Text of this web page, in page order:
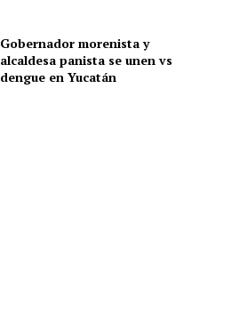
Gobernador morenista y
alcaldesa panista se unen vs
dengue en Yucatán